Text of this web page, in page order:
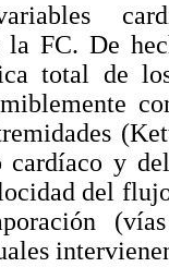
la FC. De
total de
cardíaco y
del